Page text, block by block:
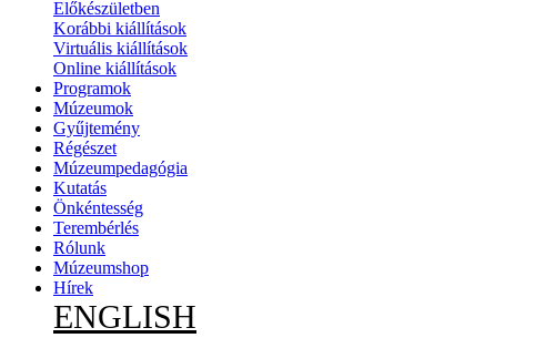
Előkészületben
Korábbi kiállítások
Virtuális kiállítások
Online kiállítások
Programok
Múzeumok
Gyűjtemény
Régészet
Múzeumpedagógia
Kutatás
Önkéntesség
Terembérlés
Rólunk
Múzeumshop
Hírek
ENGLISH